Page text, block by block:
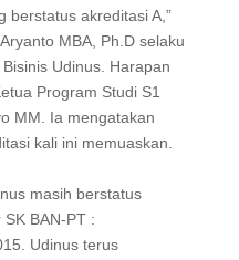
berstatus akreditasi A,”
MBA, Ph.D selaku
Udinus. Harapan
Program Studi S1
MM. Ia mengatakan
kali ini memuaskan.
masih berstatus
BAN-PT :
Udinus terus